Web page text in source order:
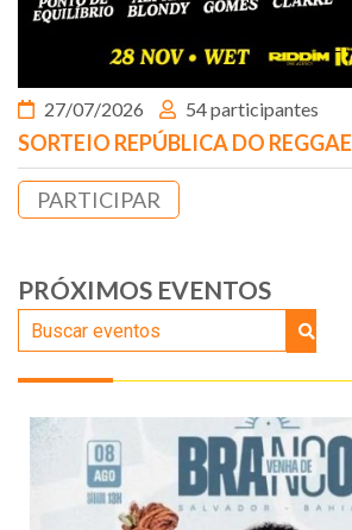
27/07/2026 54 participantes
SORTEIO REPÚBLICA DO REGGAE
PARTICIPAR
PRÓXIMOS EVENTOS